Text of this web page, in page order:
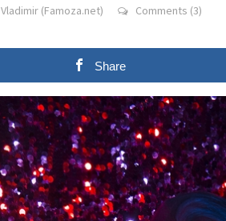
Vladimir (Famoza.net) Comments (3)
Share